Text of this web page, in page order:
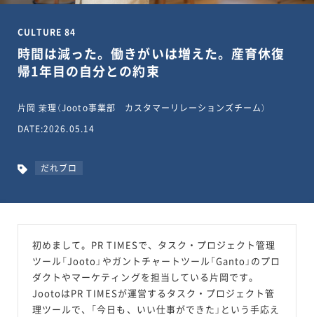
CULTURE 84
時間は減った。働きがいは増えた。産育休復
帰1年目の自分との約束
片岡 茉理（Jooto事業部 カスタマーリレーションズチーム）
DATE:2026.05.14
だれブロ
初めまして。PR TIMESで、タスク・プロジェクト管理
ツール「Jooto」やガントチャートツール「Ganto」のプロ
ダクトやマーケティングを担当している片岡です。
JootoはPR TIMESが運営するタスク・プロジェクト管
理ツールで、「今日も、いい仕事ができた」という手応え